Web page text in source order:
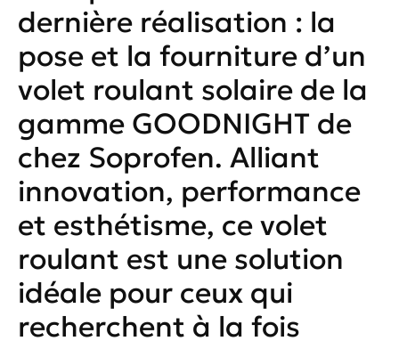
dernière réalisation : la
pose et la fourniture d’un
volet roulant solaire de la
gamme GOODNIGHT de
chez Soprofen. Alliant
innovation, performance
et esthétisme, ce volet
roulant est une solution
idéale pour ceux qui
recherchent à la fois